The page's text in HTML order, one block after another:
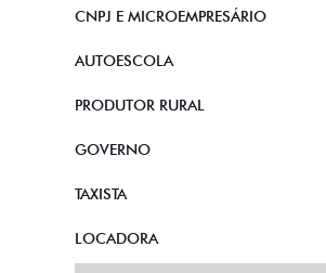
CNPJ E MICROEMPRESÁRIO
AUTOESCOLA
PRODUTOR RURAL
GOVERNO
TAXISTA
LOCADORA